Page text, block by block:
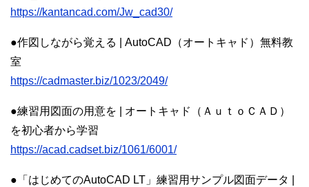
https://kantancad.com/Jw_cad30/
●作図しながら覚える | AutoCAD（オートキャド）無料教
室
https://cadmaster.biz/1023/2049/
●練習用図面の用意を | オートキャド（ＡｕｔｏＣＡＤ）
を初心者から学習
https://acad.cadset.biz/1061/6001/
●「はじめてのAutoCAD LT」練習用サンプル図面データ |